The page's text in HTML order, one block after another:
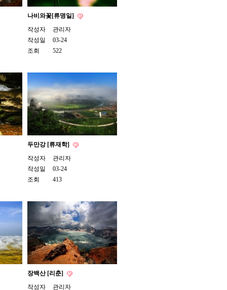
나비와꽃[류명일]
작성자
관리자
작성일
03-24
조회
522
두만강 [류재학]
작성자
관리자
작성일
03-24
조회
413
장백산 [리춘]
작성자
관리자